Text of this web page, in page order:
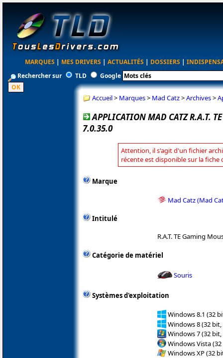
MARQUES | MES DRIVERS | ACTUALITÉS | DOSSIERS |
Rechercher sur
TLD Google
Accueil> Marques> Mad Catz>Archives>
APPLICATION MAD CATZ R.A.T.
7.0.35.0
Attention, il s'agit d'un fichier
récente est disponible sur la fiche
Marque
Mad Catz (Mad
Intitulé
R.A.T. TE Gaming
Catégorie de matériel
Souris
Systèmes d'exploitation
Windows 8.1 (32
Windows 8 (32 bit,
Windows 7 (32 bit,
Windows Vista
Windows XP (32